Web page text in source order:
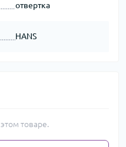
отвертка
HANS
товаре.